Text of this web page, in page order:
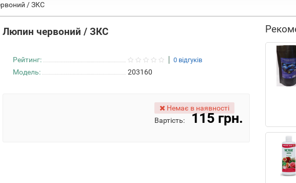
/ ЗКС
Люпин червоний / ЗКС
Рейтинг: 0 відгуків
Модель: 203160
Немає в наявності
Вартість:
115 грн.